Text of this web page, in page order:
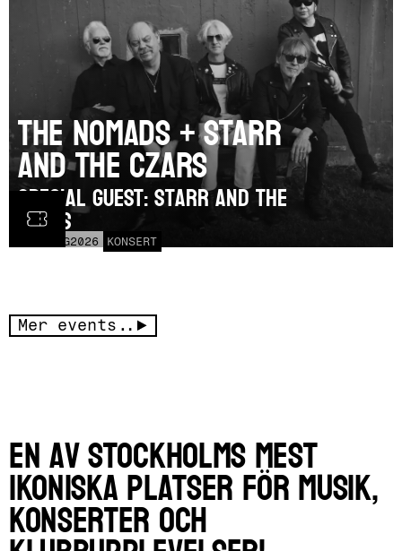
AUG2026 KONSERT
The Nomads + Starr
and the Czars
SPECIAL GUEST: Starr and the
Czars
Mer events..
En av Stockholms mest
ikoniska platser för musik,
konserter och